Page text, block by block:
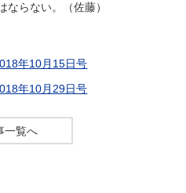
ならない。（佐藤）
年10月15日号
年10月29日号
一覧へ